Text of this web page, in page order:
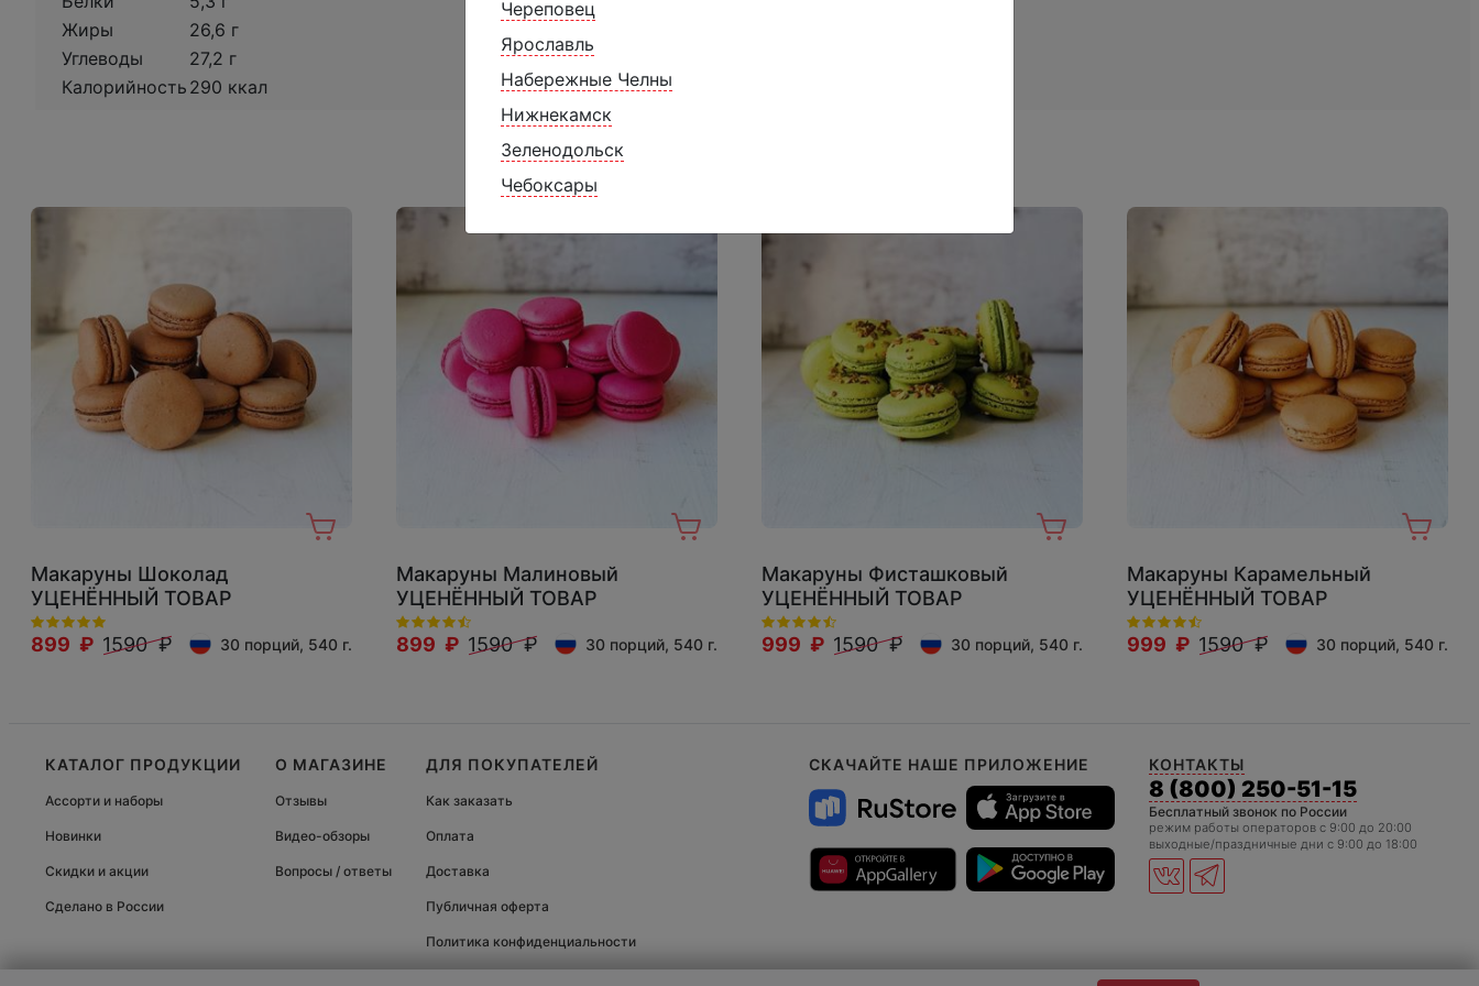
Череповец
Ярославль
Набережные Челны
Нижнекамск
Зеленодольск
Чебоксары
Жиры
26,6 г
Углеводы
27,2 г
Калорийность 290 ккал
Похожие товары
Макаруны Шоколад
УЦЕНЁННЫЙ ТОВАР
899 ₽ 1590 ₽ 30 порций, 540 г.
Макаруны Малиновый
УЦЕНЁННЫЙ ТОВАР
899 ₽ 1590 ₽ 30 порций, 540 г.
Макаруны Фисташковый
УЦЕНЁННЫЙ ТОВАР
999 ₽ 1590 ₽ 30 порций, 540 г.
Макаруны Карамельный
УЦЕНЁННЫЙ ТОВАР
999 ₽ 1590 ₽ 30 порций, 540 г.
СКАЧАЙТЕ НАШЕ ПРИЛОЖЕНИЕ КОНТАКТЫ
8 (800) 250-51-15
Бесплатный звонок по России
режим работы операторов c 9:00 до 20:00
выходные/праздничные дни с 9:00 до 18:00
КАТАЛОГ ПРОДУКЦИИ
Ассорти и наборы
Новинки
Скидки и акции
Сделано в России
О МАГАЗИНЕ
Отзывы
Видео-обзоры
Вопросы / ответы
ДЛЯ ПОКУПАТЕЛЕЙ
Как заказать
Оплата
Доставка
Публичная оферта
Политика конфиденциальности